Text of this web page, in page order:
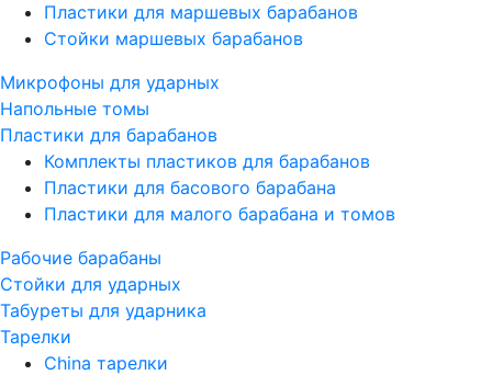
Пластики для маршевых барабанов
Стойки маршевых барабанов
Микрофоны для ударных
Напольные томы
Пластики для барабанов
Комплекты пластиков для барабанов
Пластики для басового барабана
Пластики для малого барабана и томов
Рабочие барабаны
Стойки для ударных
Табуреты для ударника
Тарелки
China тарелки